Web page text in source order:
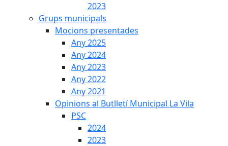
2023
Grups municipals
Mocions presentades
Any 2025
Any 2024
Any 2023
Any 2022
Any 2021
Opinions al Butlletí Municipal La Vila
PSC
2024
2023